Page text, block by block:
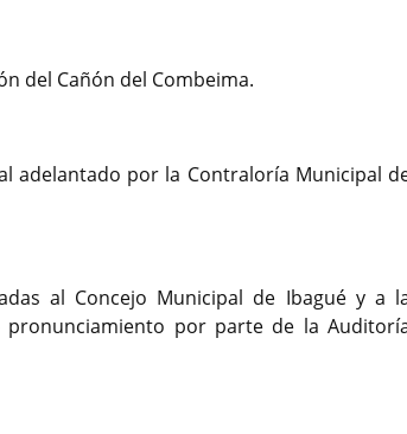
del Cañón del Combeima.
adelantado por la Contraloría Municipal
al Concejo Municipal de Ibagué y a
por parte de la